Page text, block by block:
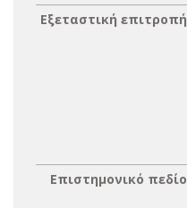
Εξεταστική επιτροπή
Επιστημονικό πεδίο